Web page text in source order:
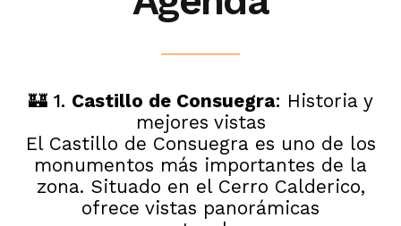
🏰 1. Castillo de Consuegra: Historia y
mejores vistas
El Castillo de Consuegra es uno de los
monumentos más importantes de la
zona. Situado en el Cerro Calderico,
ofrece vistas panorámicas